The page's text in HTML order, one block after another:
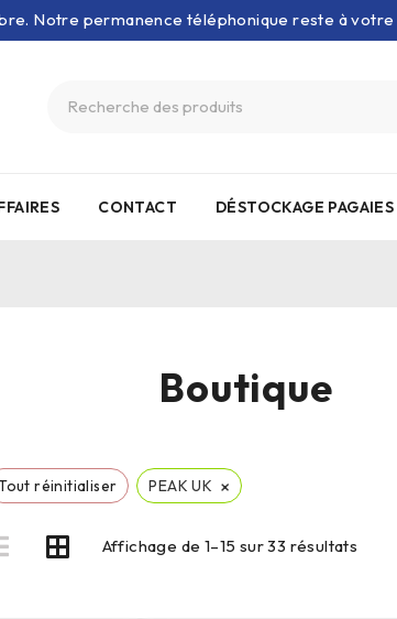
Notre permanence téléphonique reste à
CONTACT DÉSTOCKAGE PAGAIES
Boutique
réinitialiser PEAK UK ×
Affichage de 1–15 sur 33 résultats